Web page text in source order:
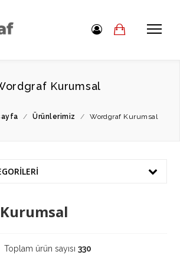
Kurumsal
/ Ürünlerimiz / Wordgraf Kurumsal
Toplam ürün sayısı 330